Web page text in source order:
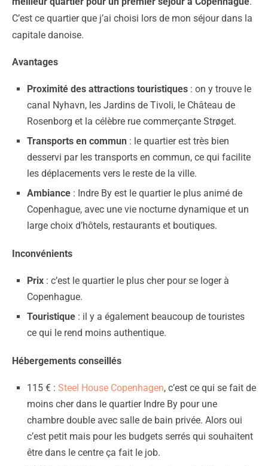
C’est ce quartier que j’ai choisi lors de mon séjour dans la
capitale danoise.
Avantages
Proximité des attractions touristiques : on y trouve le
canal Nyhavn, les Jardins de Tivoli, le Château de
Rosenborg et la célèbre rue commerçante Strøget.
Transports en commun : le quartier est très bien
desservi par les transports en commun, ce qui facilite
les déplacements vers le reste de la ville.
Ambiance : Indre By est le quartier le plus animé de
Copenhague, avec une vie nocturne dynamique et un
large choix d’hôtels, restaurants et boutiques.
Inconvénients
Prix : c’est le quartier le plus cher pour se loger à
Copenhague.
Touristique : il y a également beaucoup de touristes
ce qui le rend moins authentique.
Hébergements conseillés
115 € : Steel House Copenhagen, c’est ce qui se fait de
moins cher dans le quartier Indre By pour une
chambre double avec salle de bain privée. Alors oui
c’est petit mais pour les budgets serrés qui souhaitent
être dans le centre ça fait le job.